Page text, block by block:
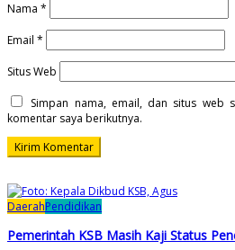
Nama *
Email *
Situs Web
Simpan nama, email, dan situs web
komentar saya berikutnya.
DaerahPendidikan
Pemerintah KSB Masih Kaji Status